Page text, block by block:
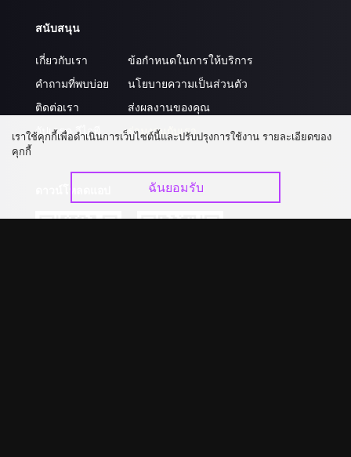
สนับสนุน
เกี่ยวกับเรา
คำถามที่พบบ่อย
ติดต่อเรา
อัปเกรด วีไอพี
ข้อกำหนดในการให้บริการ
นโยบายความเป็นส่วนตัว
ส่งผลงานของคุณ
ร่วมงานกับเรา
เราใช้คุกกี้เพื่อดำเนินการเว็บไซต์นี้และปรับปรุงการใช้งาน รายละเอียดของ
คุกกี้
ฉันยอมรับ